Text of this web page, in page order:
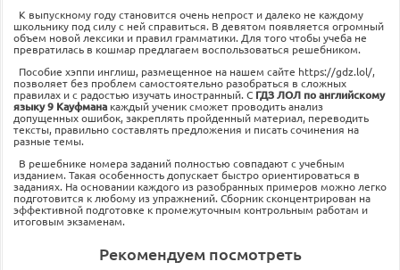
К выпускному году становится очень непрост и далеко не каждому
школьнику под силу с ней справиться. В девятом появляется огромный
объем новой лексики и правил грамматики. Для того чтобы учеба не
превратилась в кошмар предлагаем воспользоваться решебником.
Пособие хэппи инглиш, размещенное на нашем сайте https://gdz.lol/,
позволяет без проблем самостоятельно разобраться в сложных
правилах и с радостью изучать иностранный. С ГДЗ ЛОЛ по английскому
языку 9 Кауфмана каждый ученик сможет проводить анализ
допущенных ошибок, закреплять пройденный материал, переводить
тексты, правильно составлять предложения и писать сочинения на
разные темы.
В решебнике номера заданий полностью совпадают с учебным
изданием. Такая особенность допускает быстро ориентироваться в
заданиях. На основании каждого из разобранных примеров можно легко
подготовится к любому из упражнений. Сборник сконцентрирован на
эффективной подготовке к промежуточным контрольным работам и
итоговым экзаменам.
Рекомендуем посмотреть